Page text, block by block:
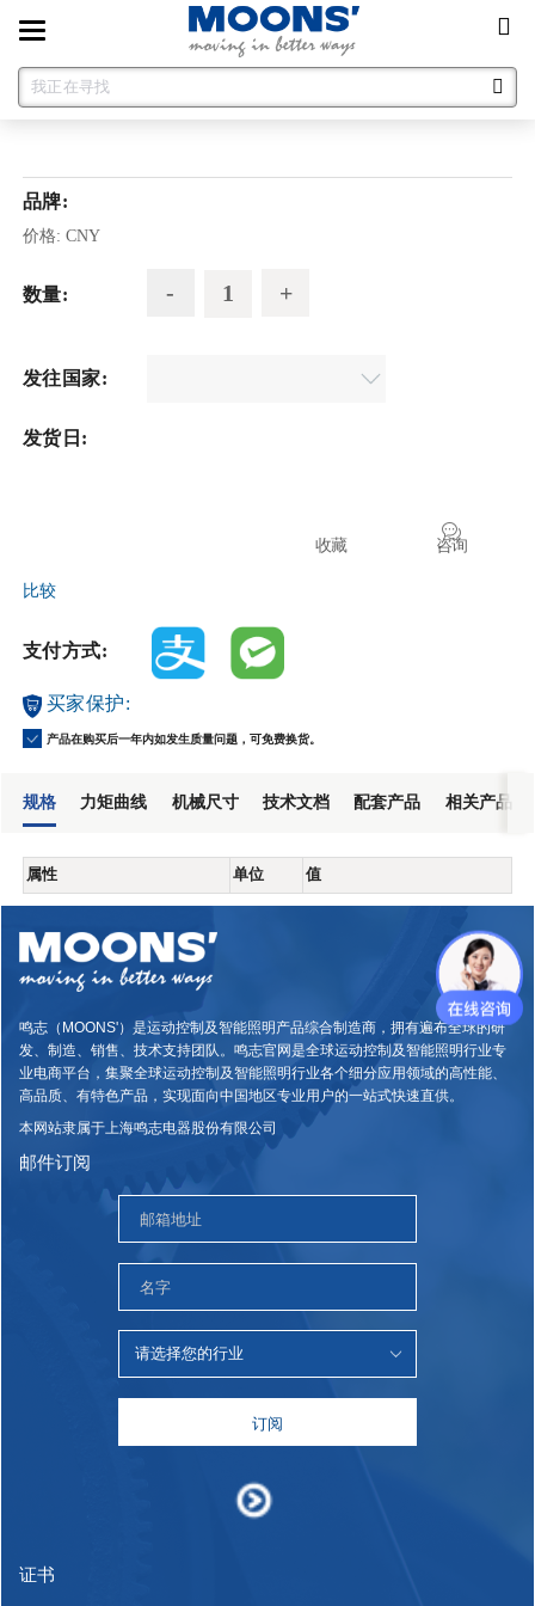
Toggle
navigation
品牌:
价格: CNY
数量:
发往国家:
发货日:
咨询
收藏
比较
支付方式:
买家保护:
产品在购买后一年内如发生质量问题，可免费换货。
规格 力矩曲线 机械尺寸 技术文档 配套产品 相关产品
属性 单位 值
鸣志（MOONS'）是运动控制及智能照明产品综合制造商，拥有遍布全球的研
发、制造、销售、技术支持团队。鸣志官网是全球运动控制及智能照明行业专
业电商平台，集聚全球运动控制及智能照明行业各个细分应用领域的高性能、
高品质、有特色产品，实现面向中国地区专业用户的一站式快速直供。
本网站隶属于上海鸣志电器股份有限公司
邮件订阅
订阅
证书